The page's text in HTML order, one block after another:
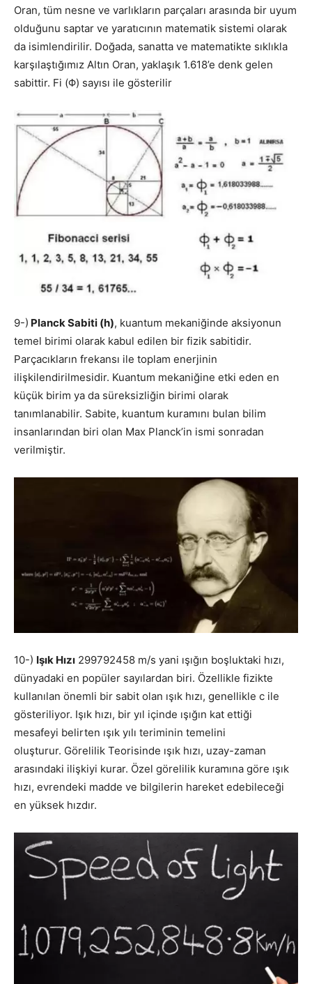
Oran, tüm nesne ve varlıkların parçaları arasında bir uyum
olduğunu saptar ve yaratıcının matematik sistemi olarak
da isimlendirilir. Doğada, sanatta ve matematikte sıklıkla
karşılaştığımız Altın Oran, yaklaşık 1.618’e denk gelen
sabittir. Fi (Φ) sayısı ile gösterilir
9-) Planck Sabiti (h), kuantum mekaniğinde aksiyonun
temel birimi olarak kabul edilen bir fizik sabitidir.
Parçacıkların frekansı ile toplam enerjinin
ilişkilendirilmesidir. Kuantum mekaniğine etki eden en
küçük birim ya da süreksizliğin birimi olarak
tanımlanabilir. Sabite, kuantum kuramını bulan bilim
insanlarından biri olan Max Planck’in ismi sonradan
verilmiştir.
10-) Işık Hızı 299792458 m/s yani ışığın boşluktaki hızı,
dünyadaki en popüler sayılardan biri. Özellikle fizikte
kullanılan önemli bir sabit olan ışık hızı, genellikle c ile
gösteriliyor. Işık hızı, bir yıl içinde ışığın kat ettiği
mesafeyi belirten ışık yılı teriminin temelini
oluşturur. Görelilik Teorisinde ışık hızı, uzay-zaman
arasındaki ilişkiyi kurar. Özel görelilik kuramına göre ışık
hızı, evrendeki madde ve bilgilerin hareket edebileceği
en yüksek hızdır.